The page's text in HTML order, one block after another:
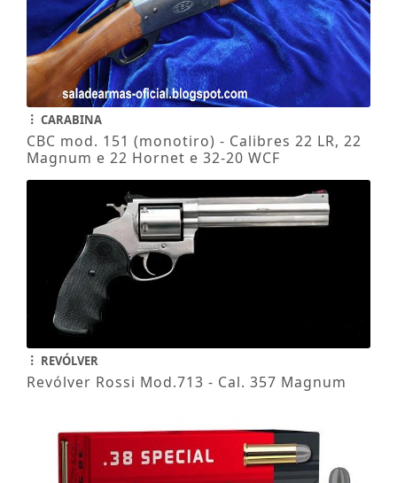
CARABINA
CBC mod. 151 (monotiro) - Calibres 22 LR, 22
Magnum e 22 Hornet e 32-20 WCF
REVÓLVER
Revólver Rossi Mod.713 - Cal. 357 Magnum